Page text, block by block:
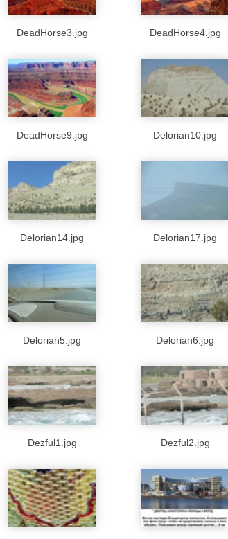
DeadHorse3.jpg DeadHorse4.jpg
DeadHorse9.jpg Delorian10.jpg
Delorian14.jpg Delorian17.jpg
Delorian5.jpg Delorian6.jpg
Dezful1.jpg Dezful2.jpg